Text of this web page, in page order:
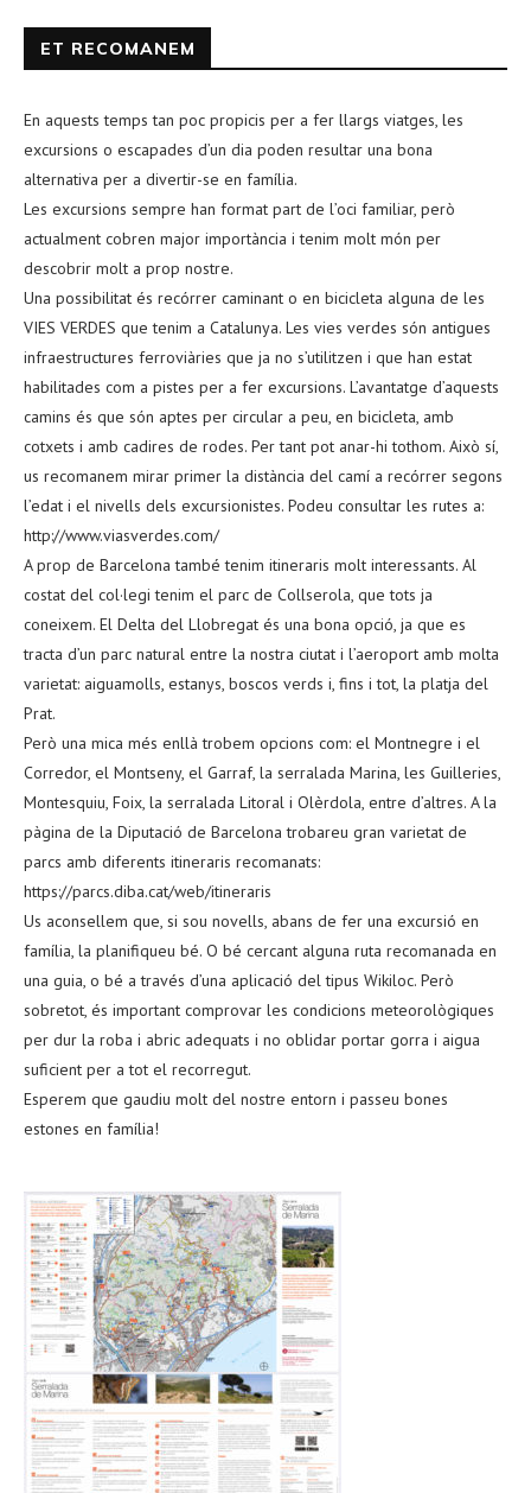
ET RECOMANEM
En aquests temps tan poc propicis per a fer llargs viatges, les
excursions o escapades d’un dia poden resultar una bona
alternativa per a divertir-se en família.
Les excursions sempre han format part de l’oci familiar, però
actualment cobren major importància i tenim molt món per
descobrir molt a prop nostre.
Una possibilitat és recórrer caminant o en bicicleta alguna de les
VIES VERDES que tenim a Catalunya. Les vies verdes són antigues
infraestructures ferroviàries que ja no s’utilitzen i que han estat
habilitades com a pistes per a fer excursions. L’avantatge d’aquests
camins és que són aptes per circular a peu, en bicicleta, amb
cotxets i amb cadires de rodes. Per tant pot anar-hi tothom. Això sí,
us recomanem mirar primer la distància del camí a recórrer segons
l’edat i el nivells dels excursionistes. Podeu consultar les rutes a:
http://www.viasverdes.com/
A prop de Barcelona també tenim itineraris molt interessants. Al
costat del col·legi tenim el parc de Collserola, que tots ja
coneixem. El Delta del Llobregat és una bona opció, ja que es
tracta d’un parc natural entre la nostra ciutat i l’aeroport amb molta
varietat: aiguamolls, estanys, boscos verds i, fins i tot, la platja del
Prat.
Però una mica més enllà trobem opcions com: el Montnegre i el
Corredor, el Montseny, el Garraf, la serralada Marina, les Guilleries,
Montesquiu, Foix, la serralada Litoral i Olèrdola, entre d’altres. A la
pàgina de la Diputació de Barcelona trobareu gran varietat de
parcs amb diferents itineraris recomanats:
https://parcs.diba.cat/web/itineraris
Us aconsellem que, si sou novells, abans de fer una excursió en
família, la planifiqueu bé. O bé cercant alguna ruta recomanada en
una guia, o bé a través d’una aplicació del tipus Wikiloc. Però
sobretot, és important comprovar les condicions meteorològiques
per dur la roba i abric adequats i no oblidar portar gorra i aigua
suficient per a tot el recorregut.
Esperem que gaudiu molt del nostre entorn i passeu bones
estones en família!